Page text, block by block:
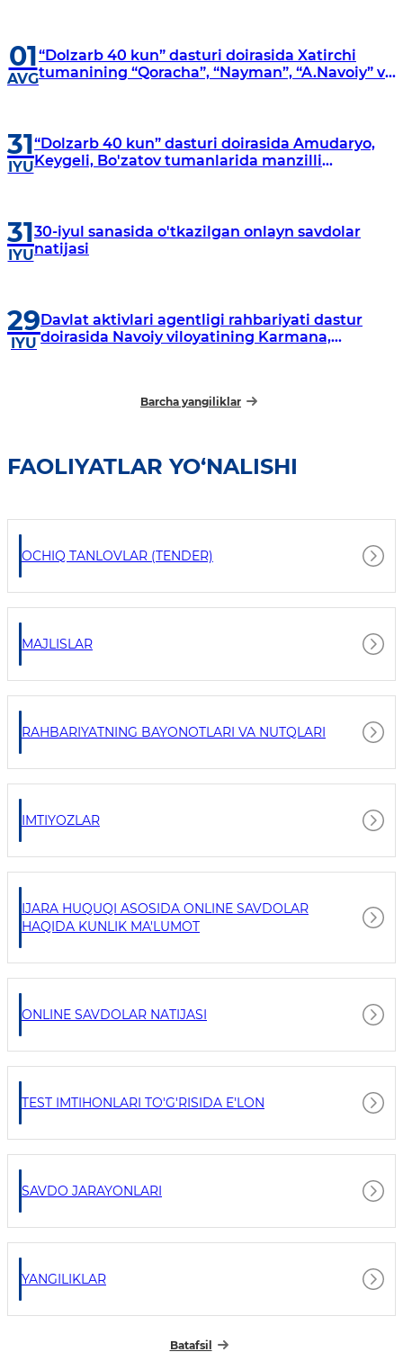
01
AVG
“Dolzarb 40 kun” dasturi doirasida Xatirchi
tumanining “Qoracha”, “Nayman”, “A.Navoiy” va
31
IYU
“Dolzarb 40 kun” dasturi doirasida Amudaryo,
Keygeli, Bo'zatov tumanlarida manzilli
31
IYU
30-iyul sanasida o'tkazilgan onlayn savdolar
natijasi
29
IYU
Davlat aktivlari agentligi rahbariyati dastur
doirasida Navoiy viloyatining Karmana,
Barcha yangiliklar
FAOLIYATLAR YO‘NALISHI
OCHIQ TANLOVLAR (TENDER)
MAJLISLAR
RAHBARIYATNING BAYONOTLARI VA NUTQLARI
IMTIYOZLAR
IJARA HUQUQI ASOSIDA ONLINE SAVDOLAR
HAQIDA KUNLIK MA'LUMOT
ONLINE SAVDOLAR NATIJASI
TEST IMTIHONLARI TO'G'RISIDA E'LON
SAVDO JARAYONLARI
YANGILIKLAR
Batafsil